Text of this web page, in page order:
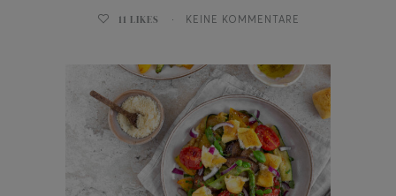
11 LIKES KEINE KOMMENTARE